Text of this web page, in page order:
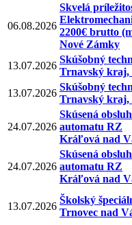
06.08.2026
Skvelá
2200€ brutto
Nové Zámky
13.07.2026
Skúšobný
Trnavský
13.07.2026
Skúšobný
Trnavský
24.07.2026
Skúsená
automatu RZ
Kráľová nad
24.07.2026
Skúsená
automatu RZ
Kráľová nad
13.07.2026
Školský
Trnovec nad